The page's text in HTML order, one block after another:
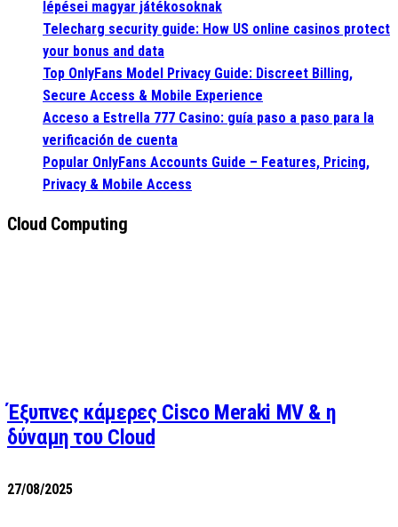
lépései magyar játékosoknak
Telecharg security guide: How US online casinos protect
your bonus and data
Top OnlyFans Model Privacy Guide: Discreet Billing,
Secure Access & Mobile Experience
Acceso a Estrella 777 Casino: guía paso a paso para la
verificación de cuenta
Popular OnlyFans Accounts Guide – Features, Pricing,
Privacy & Mobile Access
Cloud Computing
Έξυπνες κάμερες Cisco Meraki MV & η
δύναμη του Cloud
27/08/2025